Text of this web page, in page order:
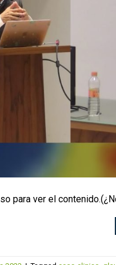
para ver el